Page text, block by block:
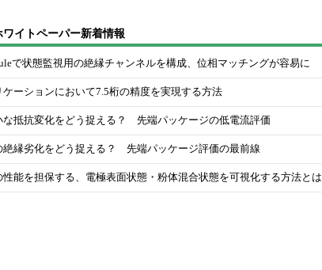
ワイトペーパー新着情報
で状態監視用の絶縁チャンネルを構成、位相マッチングが容易に
ーションにおいて7.5桁の精度を実現する方法
な抵抗変化をどう捉える？ 先端パッケージの低電流評価
絶縁劣化をどう捉える？ 先端パッケージ評価の最前線
能を担保する、電極表面状態・粉体混合状態を可視化する方法とは